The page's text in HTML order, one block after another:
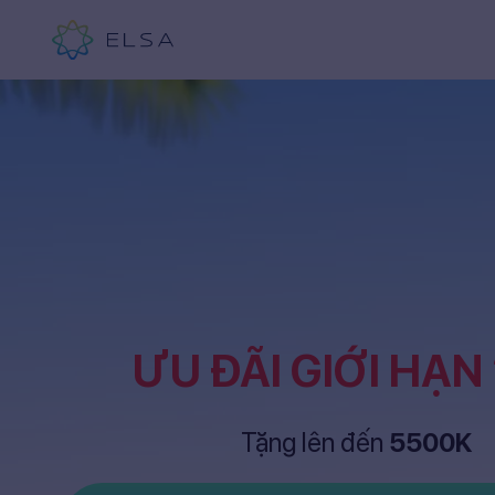
ƯU ĐÃI GIỚI
Tặng lên đến 5500K